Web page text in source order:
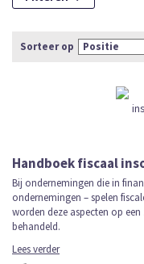
Sorteer op
Handboek fiscaal
Bij ondernemingen die in
ondernemingen – spelen
worden deze aspecten op
behandeld.
Lees verder